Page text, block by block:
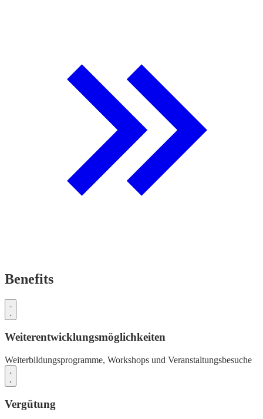
Benefits
Weiterentwicklungsmöglichkeiten
Weiterbildungsprogramme, Workshops und Veranstaltungsbesuche
Vergütung